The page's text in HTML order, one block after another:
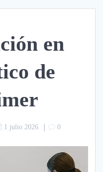
en
de
1 julio 2026 | 0